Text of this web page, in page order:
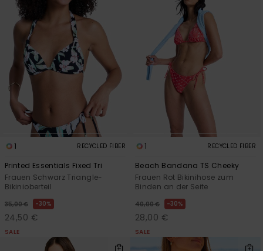
1 RECYCLED FIBER
Printed Essentials Fixed Tri
Frauen Schwarz Triangle-
Bikinioberteil
35,00 € 30%
24,50 €
SALE
1 RECYCLED FIBER
Beach Bandana TS Cheeky
Frauen Rot Bikinihose zum
Binden an der Seite
40,00 € 30%
28,00 €
SALE